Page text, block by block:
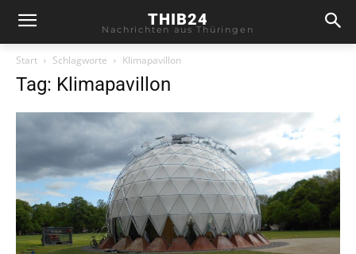
THIB24
Nachrichten aus Thüringen
Start Schlagworte Klimapavillon
Tag: Klimapavillon